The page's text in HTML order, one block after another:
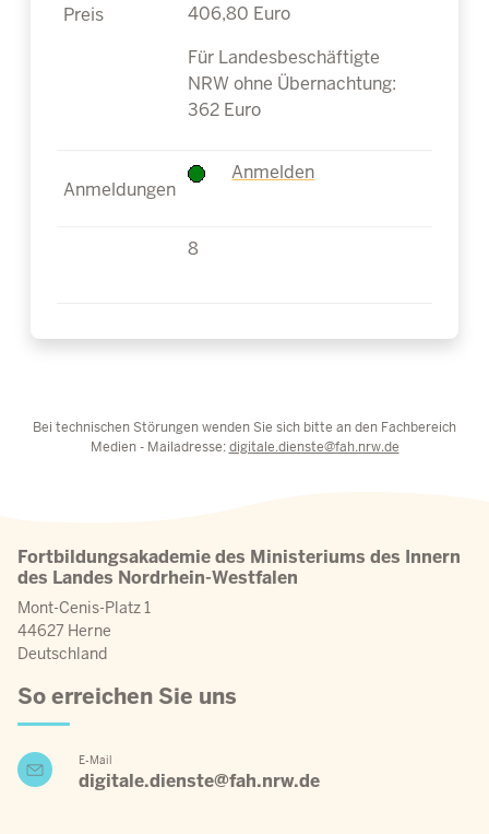
406,80 Euro
Für Landesbeschäftigte
NRW ohne Übernachtung:
362 Euro
Anmelden
8
Bei technischen Störungen wenden Sie sich bitte an den Fachbereich
Medien - Mailadresse:digitale.dienste@fah.nrw.de
Fortbildungsakademie des Ministeriums des Innern
des Landes Nordrhein-Westfalen
Mont-Cenis-Platz 1
44627 Herne
Deutschland
So erreichen Sie uns
E-Mail
digitale.dienste@fah.nrw.de